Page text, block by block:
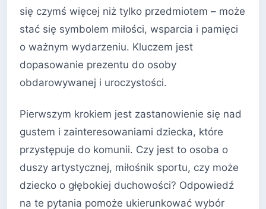
się czymś więcej niż tylko przedmiotem – może
stać się symbolem miłości, wsparcia i pamięci
o ważnym wydarzeniu. Kluczem jest
dopasowanie prezentu do osoby
obdarowywanej i uroczystości.
Pierwszym krokiem jest zastanowienie się nad
gustem i zainteresowaniami dziecka, które
przystępuje do komunii. Czy jest to osoba o
duszy artystycznej, miłośnik sportu, czy może
dziecko o głębokiej duchowości? Odpowiedź
na te pytania pomoże ukierunkować wybór